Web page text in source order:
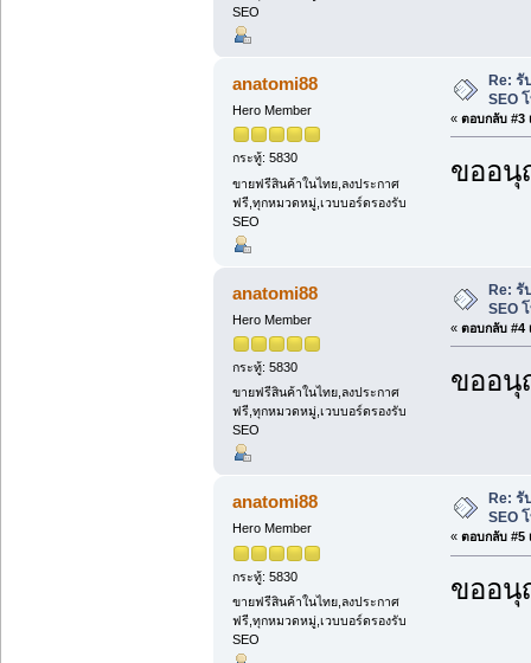
SEO
anatomi88
Hero Member
กระทู้: 5830
ขายฟรีสินค้าในไทย,ลงประกาศ
ฟรี,ทุกหมวดหมู่,เวบบอร์ดรองรับ
SEO
Re:
SEO
« ตอบกลับ #3
ขออนุ
anatomi88
Hero Member
กระทู้: 5830
ขายฟรีสินค้าในไทย,ลงประกาศ
ฟรี,ทุกหมวดหมู่,เวบบอร์ดรองรับ
SEO
Re: รั
SEO
« ตอบกลับ #4
ขออนุ
anatomi88
Hero Member
กระทู้: 5830
ขายฟรีสินค้าในไทย,ลงประกาศ
ฟรี,ทุกหมวดหมู่,เวบบอร์ดรองรับ
SEO
Re:
SEO
« ตอบกลับ #5
ขออนุ